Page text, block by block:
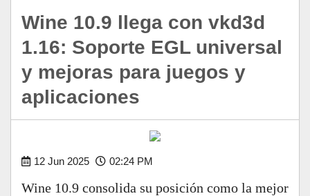
Wine 10.9 llega con vkd3d
1.16: Soporte EGL universal
y mejoras para juegos y
aplicaciones
12 Jun 2025 02:24 PM
Wine 10.9 consolida su posición como la mejor